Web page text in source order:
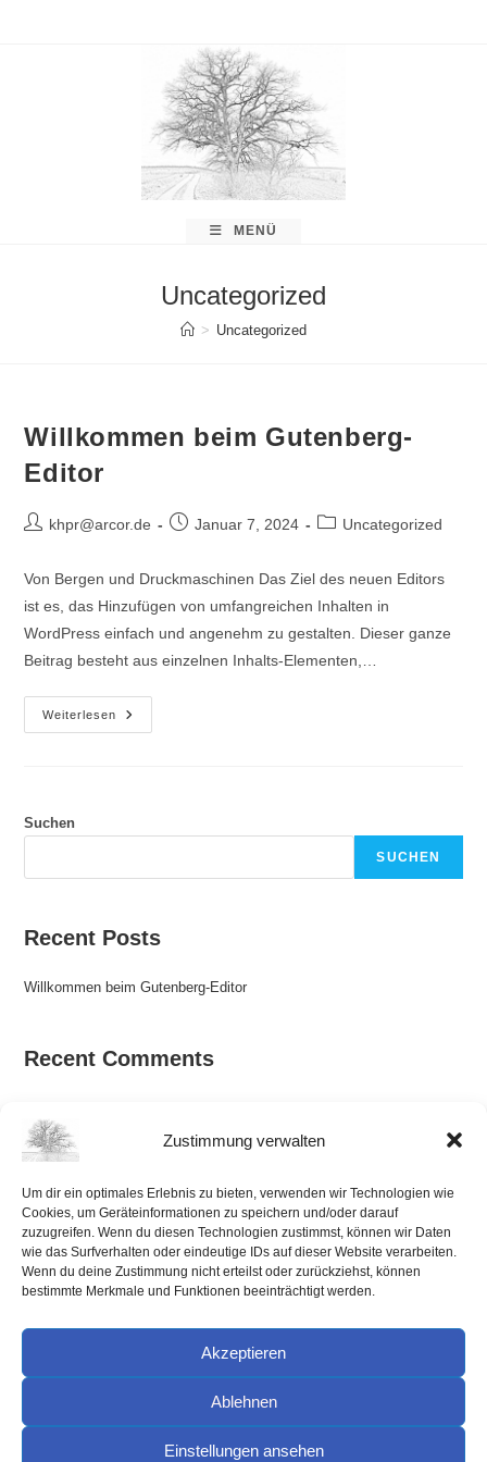
Zustimmung verwalten
Um dir ein optimales Erlebnis zu bieten, verwenden wir Technologien wie
Cookies, um Geräteinformationen zu speichern und/oder darauf
zuzugreifen. Wenn du diesen Technologien zustimmst, können wir Daten
wie das Surfverhalten oder eindeutige IDs auf dieser Website verarbeiten.
Wenn du deine Zustimmung nicht erteilst oder zurückziehst, können
bestimmte Merkmale und Funktionen beeinträchtigt werden.
Akzeptieren
Ablehnen
Einstellungen ansehen
MENÜ
Uncategorized
> Uncategorized
Willkommen beim Gutenberg-
Editor
Beitrags-
khpr@arcor.de
BeitragJanuar 7, 2024
Beitrags-
Uncategorized
Von Bergen und Druckmaschinen Das Ziel des neuen Editors
ist es, das Hinzufügen von umfangreichen Inhalten in
WordPress einfach und angenehm zu gestalten. Dieser ganze
Beitrag besteht aus einzelnen Inhalts-Elementen,…
Weiterlesen
Willkommen
Beim
Suchen
SUCHEN
Recent Posts
Willkommen beim Gutenberg-Editor
Recent Comments
Kontakt Datenschutzerklärung
Impressum
Cookie-Richtlinie (EU)